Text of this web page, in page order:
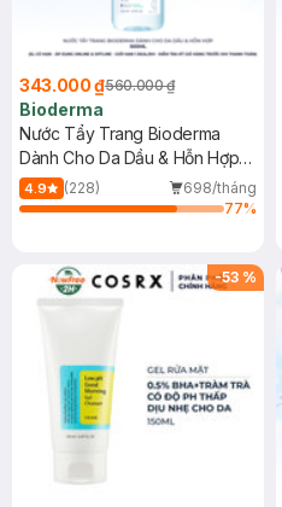
343.000 ₫560.000 ₫
Bioderma
Nước Tẩy Trang Bioderma
Dành Cho Da Dầu & Hỗn Hợp
500ml
4.9 (228)
698/tháng
77%
-53 %